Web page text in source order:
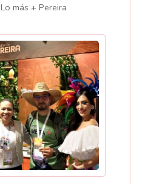
Lo más + Pereira